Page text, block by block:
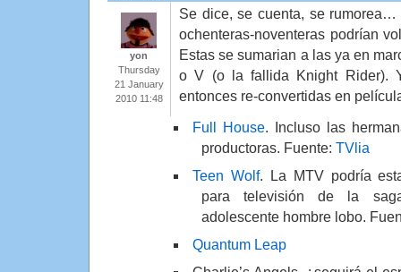
yon
Thursday
21 January
2010 11:48
Se dice, se cuenta, se
ochenteras-noventeras podrían
Estas se sumarian a las ya en
o V (o la fallida Knight Rider).
entonces re-convertidas en
Full House. Incluso las
productoras. Fuente: TVlia
Teen Wolf. La MTV podría
para televisión de la
adolescente hombre lobo.
Quantum Leap